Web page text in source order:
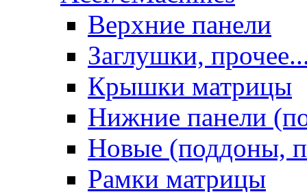
Верхние панели
Заглушки,
Крышки матрицы
Нижние панели
Новые (поддоны,
Рамки матрицы